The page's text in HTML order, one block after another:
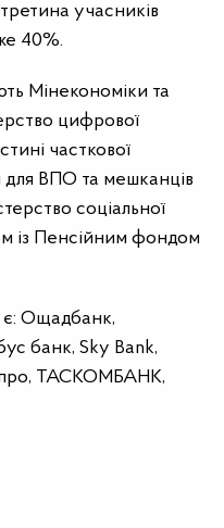
учасників
40%.
Мінекономіки та
цифрової
часткової
для ВПО та мешканців
соціальної
із Пенсійним фондом
є: Ощадбанк,
банк, Sky Bank,
ТАСКОМБАНК,